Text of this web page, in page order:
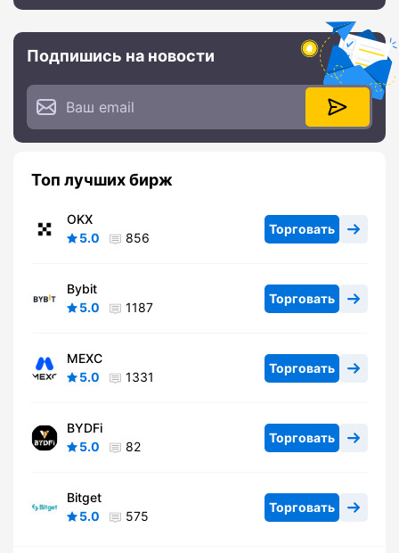
Подпишись на новости
Топ лучших бирж
OKX
5.0
856
Торговать
Bybit
5.0
1187
Торговать
MEXC
5.0
1331
Торговать
BYDFi
5.0
82
Торговать
Bitget
5.0
575
Торговать